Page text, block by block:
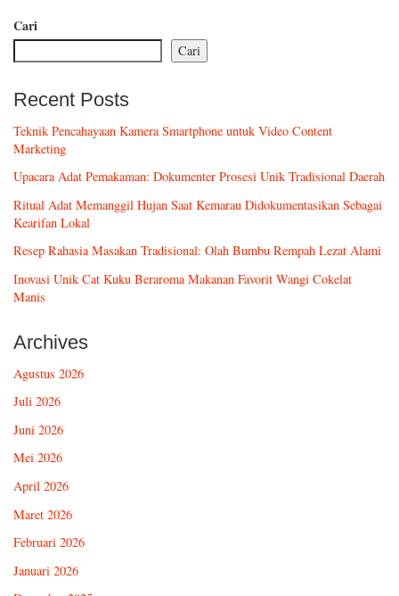
Cari
Cari
Recent Posts
Teknik Pencahayaan Kamera Smartphone untuk Video Content
Marketing
Upacara Adat Pemakaman: Dokumenter Prosesi Unik Tradisional Daerah
Ritual Adat Memanggil Hujan Saat Kemarau Didokumentasikan Sebagai
Kearifan Lokal
Resep Rahasia Masakan Tradisional: Olah Bumbu Rempah Lezat Alami
Inovasi Unik Cat Kuku Beraroma Makanan Favorit Wangi Cokelat
Manis
Archives
Agustus 2026
Juli 2026
Juni 2026
Mei 2026
April 2026
Maret 2026
Februari 2026
Januari 2026